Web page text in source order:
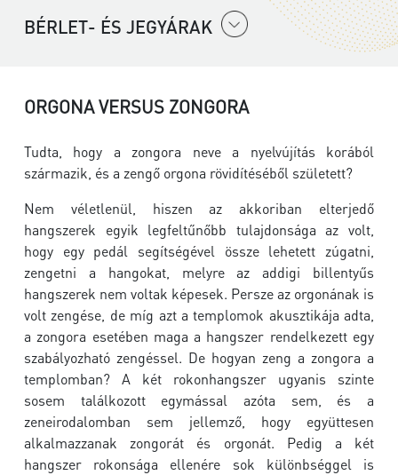
BÉRLET- ÉS JEGYÁRAK
ORGONA VERSUS ZONGORA
Tudta, hogy a zongora neve a nyelvújítás korából
származik, és a zengő orgona rövidítéséből született?
Nem véletlenül, hiszen az akkoriban elterjedő
hangszerek egyik legfeltűnőbb tulajdonsága az volt,
hogy egy pedál segítségével össze lehetett zúgatni,
zengetni a hangokat, melyre az addigi billentyűs
hangszerek nem voltak képesek. Persze az orgonának is
volt zengése, de míg azt a templomok akusztikája adta,
a zongora esetében maga a hangszer rendelkezett egy
szabályozható zengéssel. De hogyan zeng a zongora a
templomban? A két rokonhangszer ugyanis szinte
sosem találkozott egymással azóta sem, és a
zeneirodalomban sem jellemző, hogy együttesen
alkalmazzanak zongorát és orgonát. Pedig a két
hangszer rokonsága ellenére sok különbséggel is